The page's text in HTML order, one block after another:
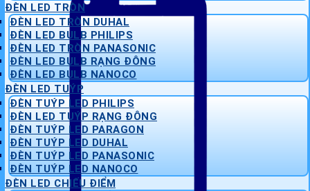
ĐÈN LED TRÒN
ĐÈN LED TRÒN DUHAL
ĐÈN LED BULB PHILIPS
ĐÈN LED TRÒN PANASONIC
ĐÈN LED BULB RẠNG ĐÔNG
ĐÈN LED BULB NANOCO
ĐÈN LED TUÝP
ĐÈN TUÝP LED PHILIPS
ĐÈN LED TUÝP RẠNG ĐÔNG
ĐÈN TUÝP LED PARAGON
ĐÈN TUÝP LED DUHAL
ĐÈN TUÝP LED PANASONIC
ĐÈN TUÝP LED NANOCO
ĐÈN LED CHIẾU ĐIỂM